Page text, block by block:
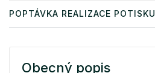
POPTÁVKA REALIZACE POTISKU
Obecný popis